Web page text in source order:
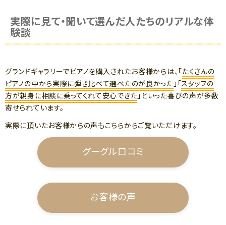
実際に見て・聞いて選んだ人たちのリアルな体
験談
グランドギャラリーでピアノを購入されたお客様からは、「たくさんの
ピアノの中から実際に弾き比べて選べたのが良かった 」「スタッフの
方が親身に相談に乗ってくれて安心できた 」といった喜びの声が多数
寄せられています。
実際に頂いたお客様からの声もこちらからご覧いただけます。
グーグル口コミ
お客様の声